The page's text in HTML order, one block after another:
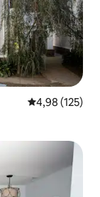
4,98 de uma
4,98 (125)